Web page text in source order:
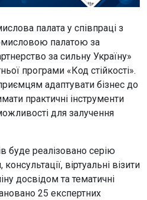
палата у співпраці з
палатою за
за сильну Україну»
програми «Код стійкості».
адаптувати бізнес до
практичні інструменти
для залучення
буде реалізовано серію
віртуальні візити
досвідом та тематичні
25 експертних